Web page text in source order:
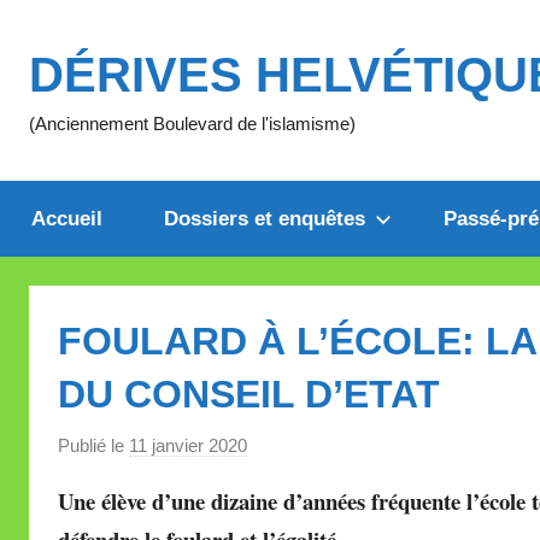
contenu
DÉRIVES
(Anciennement Boulevard de l'islamisme)
Accueil Dossiers et enquêtes Passé-
FOULARD À L’ÉCOLE:
DU CONSEIL D’ETAT
Publié le 11 janvier 2020
r
Une élève d’une dizaine d’années fréquente